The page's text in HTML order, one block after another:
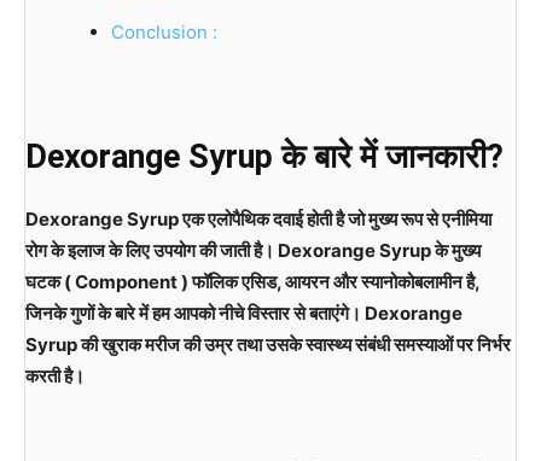
Conclusion :
Dexorange Syrup के बारे में जानकारी?
Dexorange Syrup एक एलोपैथिक दवाई होती है जो मुख्य रूप से एनीमिया
रोग के इलाज के लिए उपयोग की जाती है। Dexorange Syrup के मुख्य
घटक ( Component ) फॉलिक एसिड, आयरन और स्यानोकोबलामीन है,
जिनके गुणों के बारे में हम आपको नीचे विस्तार से बताएंगे। Dexorange
Syrup की खुराक मरीज की उम्र तथा उसके स्वास्थ्य संबंधी समस्याओं पर निर्भर
करती है।